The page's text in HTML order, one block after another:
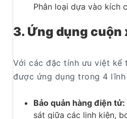
Phân loại dựa vào kích
3. Ứng dụng cuộn
Với các đặc tính ưu việt kể
được ứng dụng trong 4 lĩnh
Bảo quản hàng điện tử:
sát giữa các linh kiện,